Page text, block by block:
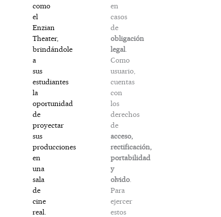
como
el
Enzian
Theater,
brindándole
a
sus
estudiantes
la
oportunidad
de
proyectar
sus
producciones
en
una
sala
de
cine
real.
en
casos
de
obligación
legal.
Como
usuario,
cuentas
con
los
derechos
de
acceso,
rectificación,
portabilidad
y
olvido.
Para
ejercer
estos